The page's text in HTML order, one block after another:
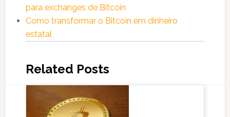
para exchanges de Bitcoin
Como transformar o Bitcoin em dinheiro
estatal
Related Posts